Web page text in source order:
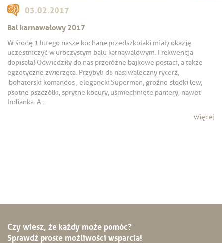
03.02.2017
Bal karnawałowy 2017
W środę 1 lutego nasze kochane przedszkolaki miały okazję
uczestniczyć w uroczystym balu karnawalowym. Frekwencja
dopisała! Odwiedziły do nas przeróżne bajkowe postaci, a także
egzotyczne zwierzęta. Przybyli do nas: waleczny rycerz,
bohaterski komandos , elegancki Superman, groźno-słodki lew,
psotne pszczółki, sprytne kocury, uśmiechnięte pantery, nawet
Indianka. A...
więcej
Czy wiesz, że każdy może pomóc?
Sprawdź proste możliwości wsparcia!